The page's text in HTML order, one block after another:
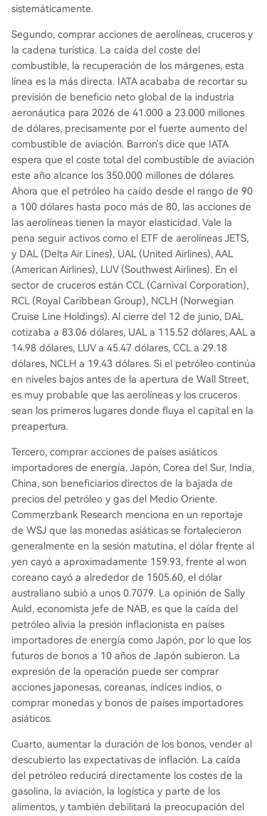
sistemáticamente.
Segundo, comprar acciones de aerolíneas, cruceros y
la cadena turística. La caída del coste del
combustible, la recuperación de los márgenes, esta
línea es la más directa. IATA acababa de recortar su
previsión de beneficio neto global de la industria
aeronáutica para 2026 de 41.000 a 23.000 millones
de dólares, precisamente por el fuerte aumento del
combustible de aviación. Barron's dice que IATA
espera que el coste total del combustible de aviación
este año alcance los 350.000 millones de dólares.
Ahora que el petróleo ha caído desde el rango de 90
a 100 dólares hasta poco más de 80, las acciones de
las aerolíneas tienen la mayor elasticidad. Vale la
pena seguir activos como el ETF de aerolíneas JETS,
y DAL (Delta Air Lines), UAL (United Airlines), AAL
(American Airlines), LUV (Southwest Airlines). En el
sector de cruceros están CCL (Carnival Corporation),
RCL (Royal Caribbean Group), NCLH (Norwegian
Cruise Line Holdings). Al cierre del 12 de junio, DAL
cotizaba a 83.06 dólares, UAL a 115.52 dólares, AAL a
14.98 dólares, LUV a 45.47 dólares, CCL a 29.18
dólares, NCLH a 19.43 dólares. Si el petróleo continúa
en niveles bajos antes de la apertura de Wall Street,
es muy probable que las aerolíneas y los cruceros
sean los primeros lugares donde fluya el capital en la
preapertura.
Tercero, comprar acciones de países asiáticos
importadores de energía. Japón, Corea del Sur, India,
China, son beneficiarios directos de la bajada de
precios del petróleo y gas del Medio Oriente.
Commerzbank Research menciona en un reportaje
de WSJ que las monedas asiáticas se fortalecieron
generalmente en la sesión matutina, el dólar frente al
yen cayó a aproximadamente 159.93, frente al won
coreano cayó a alrededor de 1505.60, el dólar
australiano subió a unos 0.7079. La opinión de Sally
Auld, economista jefe de NAB, es que la caída del
petróleo alivia la presión inflacionista en países
importadores de energía como Japón, por lo que los
futuros de bonos a 10 años de Japón subieron. La
expresión de la operación puede ser comprar
acciones japonesas, coreanas, índices indios, o
comprar monedas y bonos de países importadores
asiáticos.
Cuarto, aumentar la duración de los bonos, vender al
descubierto las expectativas de inflación. La caída
del petróleo reducirá directamente los costes de la
gasolina, la aviación, la logística y parte de los
alimentos, y también debilitará la preocupación del